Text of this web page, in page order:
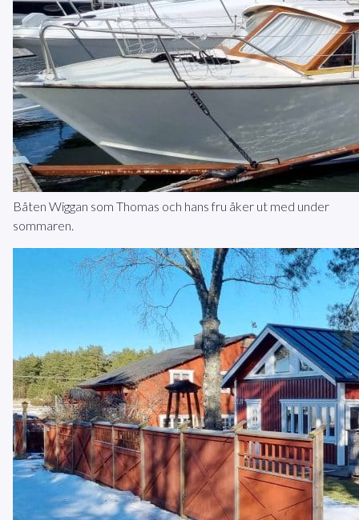
Båten Wiggan som Thomas och hans fru åker ut med under
sommaren.